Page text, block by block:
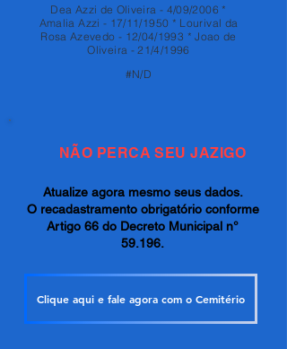
Dea Azzi de Oliveira - 4/09/2006 *
Amalia Azzi - 17/11/1950 * Lourival da
Rosa Azevedo - 12/04/1993 * Joao de
Oliveira - 21/4/1996
#N/D
NÃO PERCA SEU JAZIGO
Atualize agora mesmo seus dados.
O recadastramento obrigatório conforme
Artigo 66 do Decreto Municipal n°
59.196.
Clique aqui e fale agora com o Cemitério